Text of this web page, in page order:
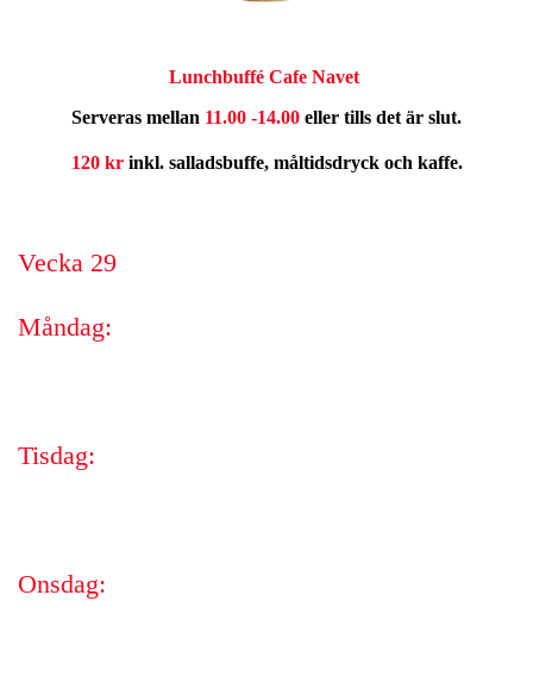
Lunchbuffé Cafe Navet
Serveras mellan 11.00 -14.00 eller tills det är slut.
120 krinkl. salladsbuffe, måltidsdryckoch kaffe.
Vecka 29
Måndag:
Tisdag:
Onsdag: